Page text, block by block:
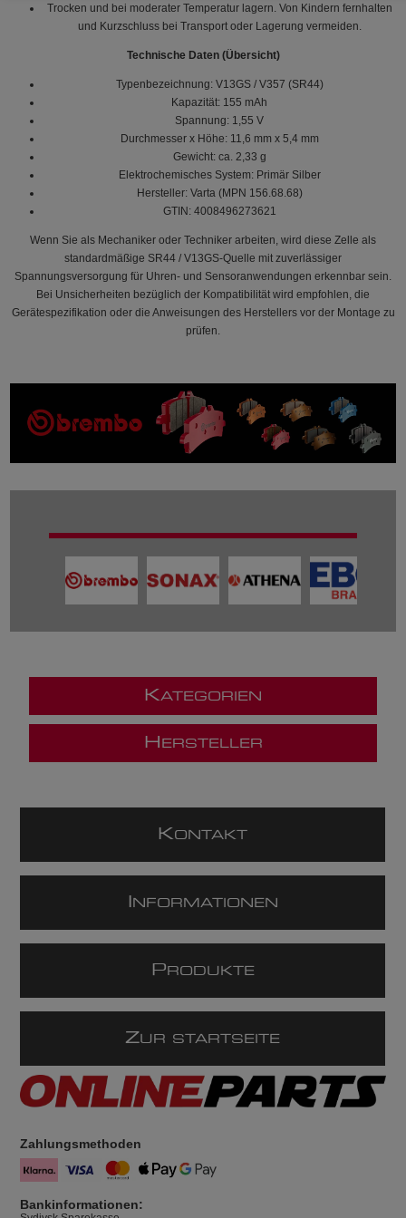
Trocken und bei moderater Temperatur lagern. Von Kindern fernhalten
und Kurzschluss bei Transport oder Lagerung vermeiden.
Technische Daten (Übersicht)
Typenbezeichnung: V13GS / V357 (SR44)
Kapazität: 155 mAh
Spannung: 1,55 V
Durchmesser x Höhe: 11,6 mm x 5,4 mm
Gewicht: ca. 2,33 g
Elektrochemisches System: Primär Silber
Hersteller: Varta (MPN 156.68.68)
GTIN: 4008496273621
Wenn Sie als Mechaniker oder Techniker arbeiten, wird diese Zelle als
standardmäßige SR44 / V13GS-Quelle mit zuverlässiger
Spannungsversorgung für Uhren- und Sensoranwendungen erkennbar sein.
Bei Unsicherheiten bezüglich der Kompatibilität wird empfohlen, die
Gerätespezifikation oder die Anweisungen des Herstellers vor der Montage zu
prüfen.
KATEGORIEN
H ERSTELLER
KONTAKT
NFORMATIONEN
P RODUKTE
ZUR STARTSEITE
Zahlungsmethoden
Bankinformationen: